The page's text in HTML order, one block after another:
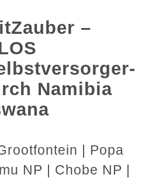
–
Namibia
| Popa
NP | Chobe NP |